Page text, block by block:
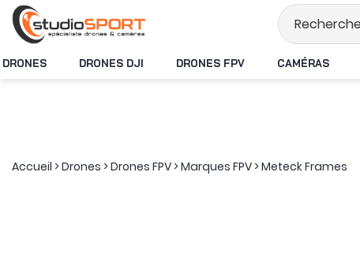
Stock en temps réel
DRONES DRONES DJI DRONES FPV CAMÉRAS
Accueil >Drones >Drones FPV>Marques FPV>Meteck Frames